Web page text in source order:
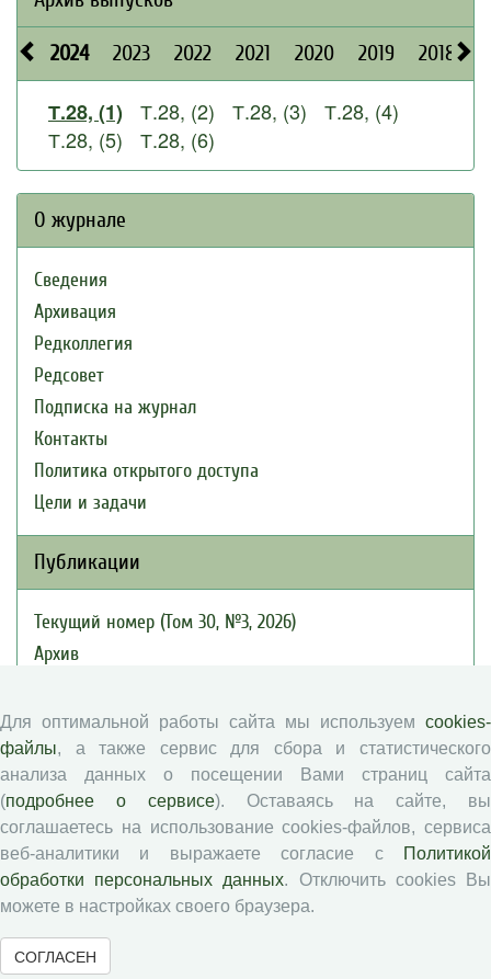
2024 2023 2022 2021 2020 2019 2018
Т.28, (1) Т.28, (2) Т.28, (3)
Т.28, (4)
Т.28, (5)
Т.28, (6)
О журнале
Сведения
Архивация
Редколлегия
Редсовет
Подписка на журнал
Контакты
Политика открытого доступа
Цели и задачи
Публикации
Текущий номер (Том 30, №3, 2026)
Архив
Авторы
Статьи
Подборка статей
Авторам
Правила для авторов
Типовой лицензионный договор
Публикационная этика
Для оптимальной работы сайта мы используем cookies-
файлы, а также сервис для сбора и статистического
анализа данных о посещении Вами страниц сайта
(подробнее о сервисе). Оставаясь на сайте, вы
соглашаетесь на использование cookies-файлов, сервиса
веб-аналитики и выражаете согласие с
Политикой
обработки персональных данных. Отключить cookies Вы
можете в настройках своего браузера.
СОГЛАСЕН